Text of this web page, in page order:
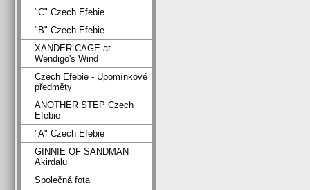
"C" Czech Efebie
"B" Czech Efebie
XANDER CAGE at
Wendigo's Wind
Czech Efebie - Upomínkové
předměty
ANOTHER STEP Czech
Efebie
"A" Czech Efebie
GINNIE OF SANDMAN
Akirdalu
Společná fota